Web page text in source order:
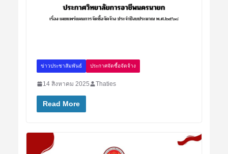
ข่าวประชาสัมพันธ์ ประกาศจัดซื้อจัดจ้าง
14 สิงหาคม 2025 Thaties
Read More